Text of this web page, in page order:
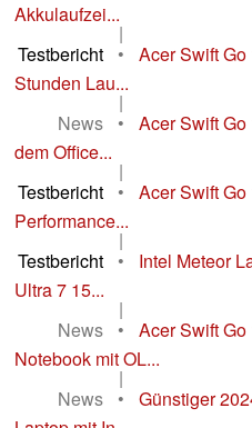
Akkulaufzei...
|
Testbericht
•
Acer Swift Go
Stunden Lau...
|
News
•
Acer Swift
dem Office...
|
Testbericht
•
Acer Swift Go
Performance...
|
Testbericht
•
Intel Meteor
Ultra 7 15...
|
News
•
Acer Swift
Notebook mit OL...
|
News
•
Günstiger